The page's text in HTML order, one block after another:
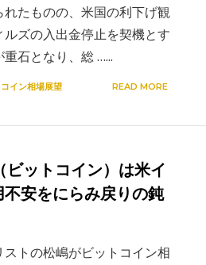
たものの、米国の利下げ観
ズの入出金停止を契機とす
重石となり、総 …...
イン相場展望 READ MORE
ットコイン）は米イ
安をにらみ戻りの鈍
トの松嶋がビットコイン相